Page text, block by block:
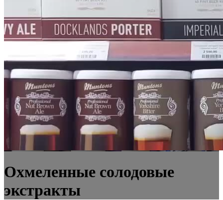
Охмеленные солодовые
экстракты